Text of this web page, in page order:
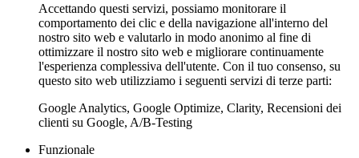
Accettando questi servizi, possiamo monitorare il
comportamento dei clic e della navigazione all'interno del
nostro sito web e valutarlo in modo anonimo al fine di
ottimizzare il nostro sito web e migliorare continuamente
l'esperienza complessiva dell'utente. Con il tuo consenso, su
questo sito web utilizziamo i seguenti servizi di terze parti:
Google Analytics, Google Optimize, Clarity, Recensioni dei
clienti su Google, A/B-Testing
Funzionale